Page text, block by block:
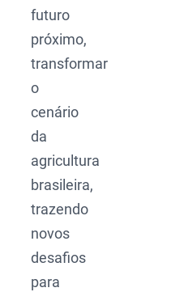
futuro
próximo,
transformar
o
cenário
da
agricultura
brasileira,
trazendo
novos
desafios
para